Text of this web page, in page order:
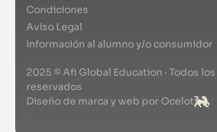
Condiciones
Aviso Legal
Información al alumno y/o consumidor
2025 © Afi Global Education · Todos
reservados
Diseño de marca y web por Ocelot